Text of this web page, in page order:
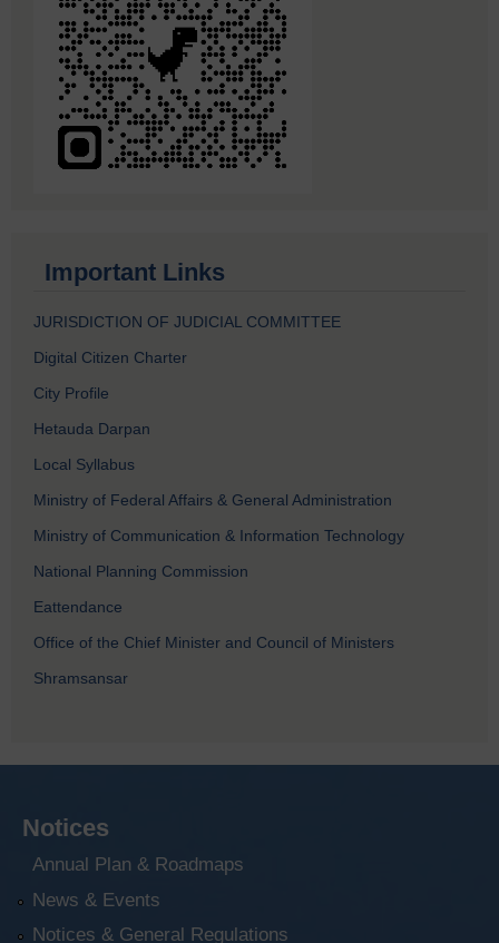
Important Links
JURISDICTION OF JUDICIAL COMMITTEE
Digital Citizen Charter
City Profile
Hetauda Darpan
Local Syllabus
Ministry of Federal Affairs & General Administration
Ministry of Communication & Information Technology
National Planning Commission
Eattendance
Office of the Chief Minister and Council of Ministers
Shramsansar
Notices
Annual Plan & Roadmaps
News & Events
Notices & General Regulations